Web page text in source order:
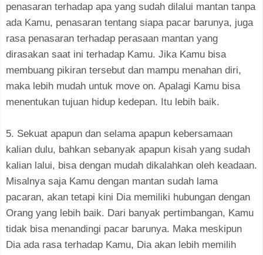
penasaran terhadap apa yang sudah dilalui mantan tanpa
ada Kamu, penasaran tentang siapa pacar barunya, juga
rasa penasaran terhadap perasaan mantan yang
dirasakan saat ini terhadap Kamu. Jika Kamu bisa
membuang pikiran tersebut dan mampu menahan diri,
maka lebih mudah untuk move on. Apalagi Kamu bisa
menentukan tujuan hidup kedepan. Itu lebih baik.
5. Sekuat apapun dan selama apapun kebersamaan
kalian dulu, bahkan sebanyak apapun kisah yang sudah
kalian lalui, bisa dengan mudah dikalahkan oleh keadaan.
Misalnya saja Kamu dengan mantan sudah lama
pacaran, akan tetapi kini Dia memiliki hubungan dengan
Orang yang lebih baik. Dari banyak pertimbangan, Kamu
tidak bisa menandingi pacar barunya. Maka meskipun
Dia ada rasa terhadap Kamu, Dia akan lebih memilih